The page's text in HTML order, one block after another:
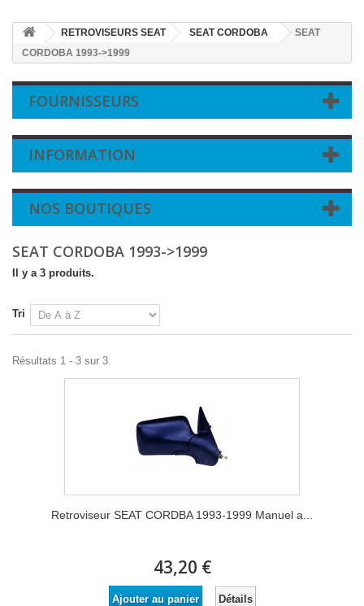
RETROVISEURS SEAT SEAT CORDOBA
SEAT
CORDOBA 1993->1999
FOURNISSEURS
INFORMATION
NOS BOUTIQUES
SEAT CORDOBA 1993->1999
Il y a 3 produits.
Tri
Résultats 1 - 3 sur 3.
Retroviseur SEAT CORDBA 1993-1999 Manuel a...
43,20 €
Ajouter au panier Détails